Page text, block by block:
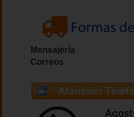
Mensajería
Correos